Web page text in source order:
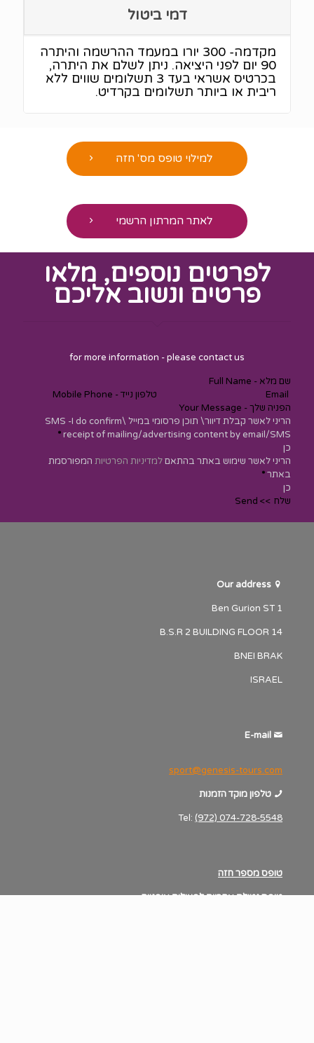
דמי ביטול
מקדמה- 300 יורו במעמד ההרשמה והיתרה
90 יום לפני היציאה. ניתן לשלם את היתרה,
בכרטיס אשראי בעד 3 תשלומים שווים ללא
ריבית או ביותר תשלומים בקרדיט.
למילוי טופס מס' חזה
לאתר המרתון הרשמי
לפרטים נוספים, מלאו
פרטים ונשוב אליכם
for more information - please contact us
הריני לאשר קבלת דיוור\ תוכן פרסומי במייל \SMS -I do confirm
receipt of mailing/advertising content by email/SMS
*
כן
הריני לאשר שימוש באתר בהתאםלמדיניות הפרטיות המפורסמת
באתר*
כן
שלח >> Send
1 Ben Gurion ST
B.S.R 2 BUILDING FLOOR 14
BNEI BRAK
ISRAEL
sport@genesis-tours.com
טלפון מוקד הזמנות
Tel: (972) 074-728-5548
טופס מספר חזה
טופס נטילת אחריות לפעילות אופניים